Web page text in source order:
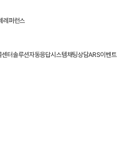
레퍼런스
센터솔루션자동응답시스템채팅상담ARS이벤트